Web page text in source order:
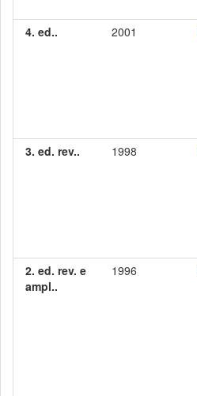
4. ed.. 2001
3. ed. rev..
1998
2. ed. rev. e
ampl..
1996